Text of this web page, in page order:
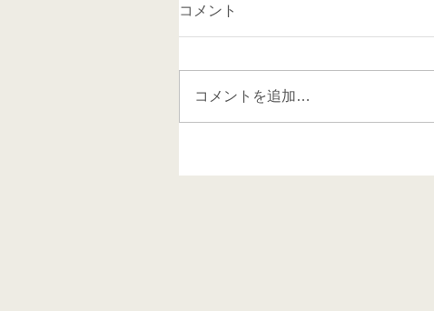
コメント
コメントを追加…